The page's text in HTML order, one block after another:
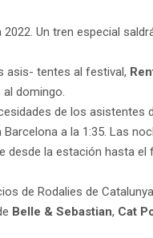
Un tren especial
asis- tentes al festival,
domingo.
de los asistentes
Barcelona a la 1:35. Las
desde la estación hasta
de Rodalies de
Belle & Sebastian, Cat